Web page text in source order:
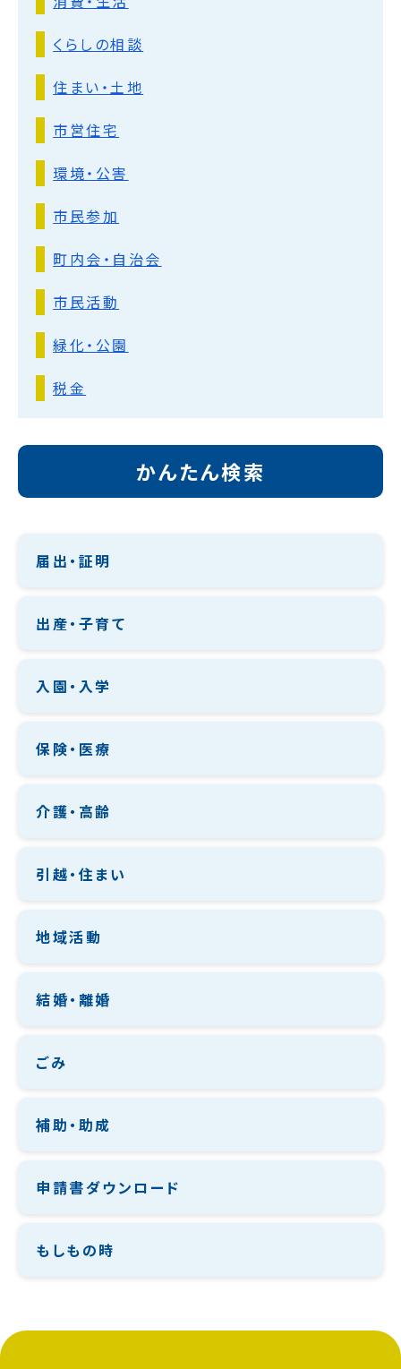
くらしの相談
住まい・土地
市営住宅
環境・公害
市民参加
町内会・自治会
市民活動
緑化・公園
税金
かんたん検索
届出・証明
出産・子育て
入園・入学
保険・医療
介護・高齢
引越・住まい
地域活動
結婚・離婚
ごみ
補助・助成
申請書ダウンロード
もしもの時